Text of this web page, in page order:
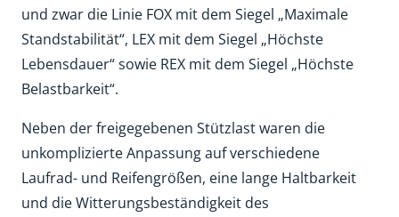
und zwar die Linie FOX mit dem Siegel „Maximale
Standstabilität“, LEX mit dem Siegel „Höchste
Lebensdauer“ sowie REX mit dem Siegel „Höchste
Belastbarkeit“.
Neben der freigegebenen Stützlast waren die
unkomplizierte Anpassung auf verschiedene
Laufrad- und Reifengrößen, eine lange Haltbarkeit
und die Witterungsbeständigkeit des